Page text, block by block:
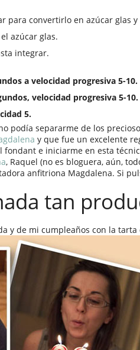
para convertirlo en azúcar glas
azúcar glas.
integrar.
a velocidad progresiva 5-10.
velocidad progresiva 5-10.
5.
podía separarme de los
y que fue un excelente
e iniciarme en esta
, Raquel (no es bloguera, aún,
anfitriona Magdalena. Si
tan
y de mi cumpleaños con la